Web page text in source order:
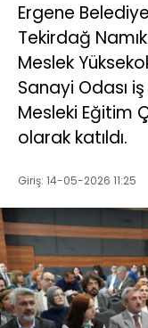
Ergene
Tekirdağ
Meslek
Sanayi Odası
Mesleki Eğitim
olarak katıldı.
Giriş: 14-05-2026 11:25